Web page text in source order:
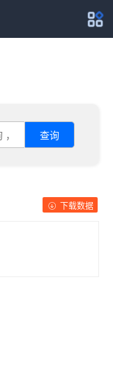
查询
下载数据